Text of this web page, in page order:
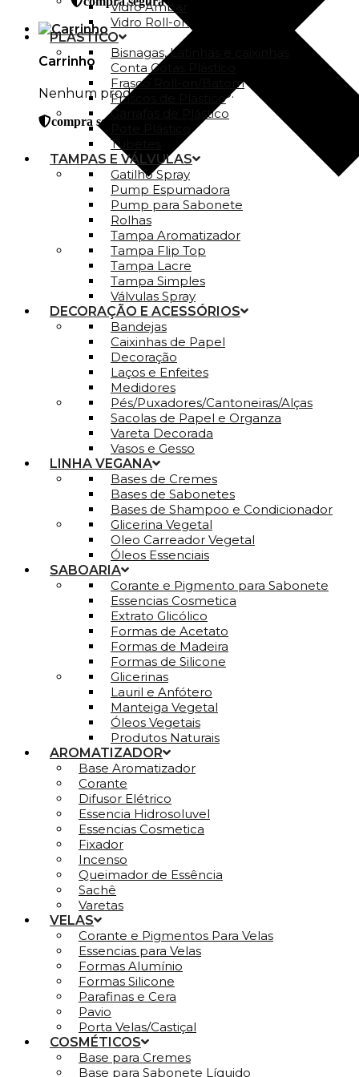
Carrinho
Nenhum produto no carrinho.
compra segura
Vidro Ambar
Vidro Roll-on
PLÁSTICO
Bisnagas, Latinhas e caixinhas
Conta Gotas Plástico
Frasco Roll-on/Batom
Frascos de Plástico
Garrafas de Plástico
Tubetes
TAMPAS E VÁLVULAS
Gatilho Spray
Pump Espumadora
Pump para Sabonete
Rolhas
Tampa Aromatizador
Tampa Flip Top
Tampa Lacre
Tampa Simples
Válvulas Spray
DECORAÇÃO E ACESSÓRIOS
Bandejas
Caixinhas de Papel
Decoração
Laços e Enfeites
Medidores
Pés/Puxadores/Cantoneiras/Alças
Sacolas de Papel e Organza
Vareta Decorada
Vasos e Gesso
LINHA VEGANA
Bases de Cremes
Bases de Sabonetes
Bases de Shampoo e Condicionador
Glicerina Vegetal
Oleo Carreador Vegetal
Óleos Essenciais
SABOARIA
Corante e Pigmento para Sabonete
Essencias Cosmetica
Extrato Glicólico
Formas de Acetato
Formas de Madeira
Formas de Silicone
Glicerinas
Lauril e Anfótero
Manteiga Vegetal
Óleos Vegetais
Produtos Naturais
AROMATIZADOR
Base Aromatizador
Corante
Difusor Elétrico
Essencia Hidrosoluvel
Essencias Cosmetica
Fixador
Incenso
Queimador de Essência
Sachê
Varetas
VELAS
Corante e Pigmentos Para Velas
Essencias para Velas
Formas Alumínio
Formas Silicone
Parafinas e Cera
Pavio
Porta Velas/Castiçal
COSMÉTICOS
Base para Cremes
Base para Sabonete Líquido